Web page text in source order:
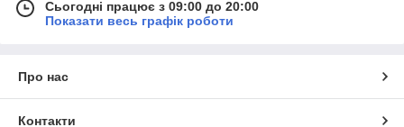
Сьогодні працює з 09:00 до 20:00
Показати весь графік роботи
Про нас
Контакти